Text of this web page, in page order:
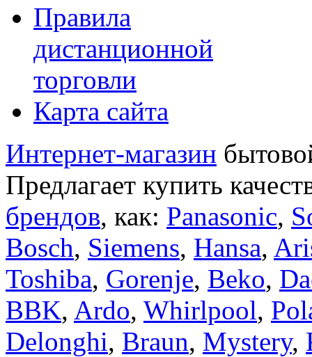
Правила
дистанционной
торговли
Карта сайта
Интернет-магазин
Предлагает купить
брендов, как: Panasonic,
Bosch, Siemens, Hansa,
Toshiba, Gorenje, Beko,
BBK, Ardo, Whirlpool,
Delonghi, Braun, Mystery,